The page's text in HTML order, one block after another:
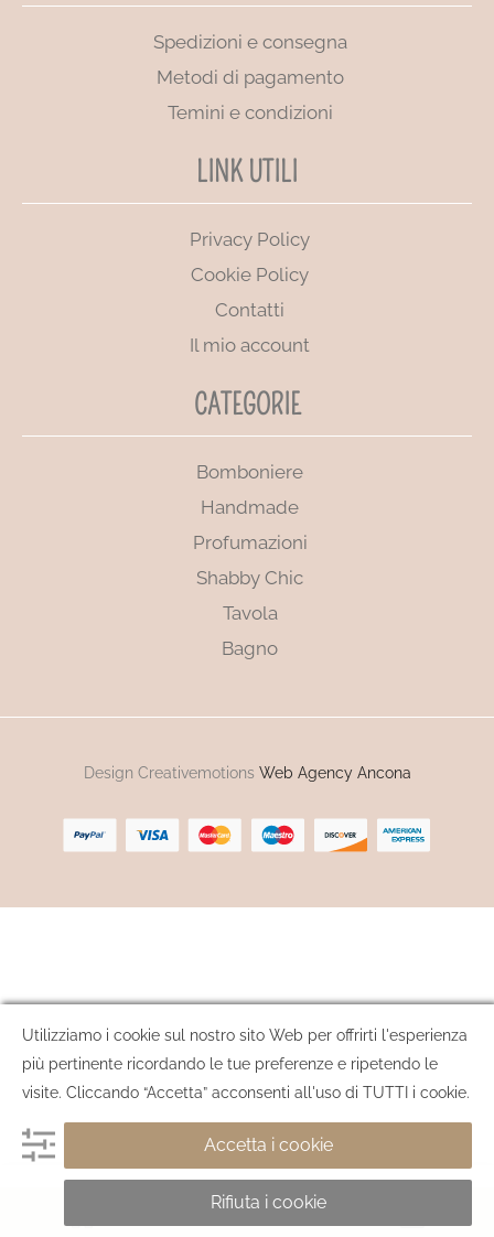
Spedizioni e consegna
Metodi di pagamento
Temini e condizioni
LINK UTILI
Privacy Policy
Cookie Policy
Contatti
Il mio account
CATEGORIE
Bomboniere
Handmade
Profumazioni
Shabby Chic
Tavola
Bagno
Design Creativemotions Web Agency Ancona
Utilizziamo i cookie sul nostro sito Web per offrirti l'esperienza
più pertinente ricordando le tue preferenze e ripetendo le
visite. Cliccando “Accetta” acconsenti all'uso di TUTTI i cookie.
Accetta i cookie
Rifiuta i cookie